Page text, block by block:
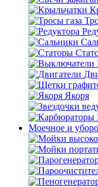
Якоря
Моечное и